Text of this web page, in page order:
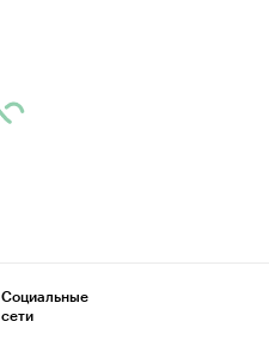
Социальные
сети